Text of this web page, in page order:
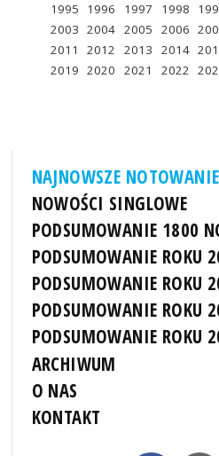
1995 1996 1997 1998
2003 2004 2005 2006
2011
2012 2013 2014
2019 2020 2021 2022
NAJNOWSZE
NOWOŚCI SINGLOWE
PODSUMOWANIE 1800
PODSUMOWANIE ROKU
PODSUMOWANIE ROKU
PODSUMOWANIE ROKU
PODSUMOWANIE ROKU
ARCHIWUM
O NAS
KONTAKT